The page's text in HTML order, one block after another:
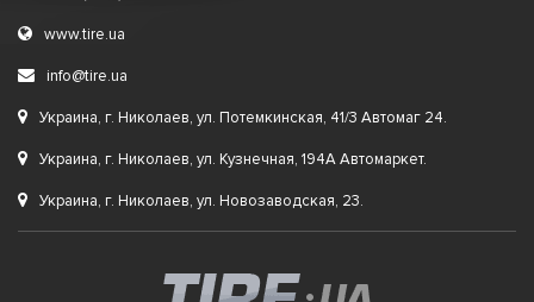
www.tire.ua
info@tire.ua
Украина, г. Николаев, ул. Потемкинская, 41/3 Автомаг 24.
Украина, г. Николаев, ул. Кузнечная, 194А Автомаркет.
Украина, г. Николаев, ул. Новозаводская, 23.